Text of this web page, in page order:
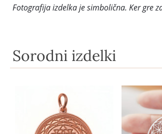
Fotografija izdelka je simbolična. Ker gre
Sorodni izdelki